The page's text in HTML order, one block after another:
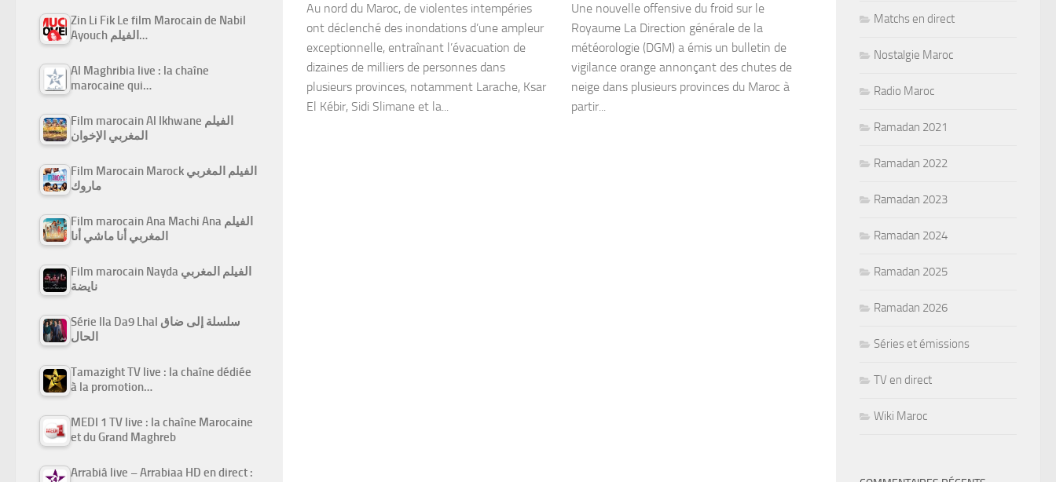
Au nord du Maroc, de violentes intempéries
ont déclenché des inondations d’une ampleur
exceptionnelle, entraînant l’évacuation de
dizaines de milliers de personnes dans
plusieurs provinces, notamment Larache, Ksar
El Kébir, Sidi Slimane et la...
Une nouvelle offensive du froid sur le
Royaume La Direction générale de la
météorologie (DGM) a émis un bulletin de
vigilance orange annonçant des chutes de
neige dans plusieurs provinces du Maroc à
partir...
Zin Li Fik Le film Marocain de Nabil
Ayouch الفيلم…
Al Maghribia live : la chaîne
marocaine qui…
Film marocain Al Ikhwane الفيلم
المغربي الإخوان
Film Marocain Marock الفيلم المغربي
ماروك
Film marocain Ana Machi Ana الفيلم
المغربي أنا ماشي أنا
Film marocain Nayda الفيلم المغربي
نايضة
Série Ila Da9 Lhal سلسلة إلى ضاق
الحال
Tamazight TV live : la chaîne dédiée
à la promotion…
MEDI 1 TV live : la chaîne Marocaine
et du Grand Maghreb
Arrabiâ live – Arrabiaa HD en direct :
Matchs en direct
Nostalgie Maroc
Radio Maroc
Ramadan 2021
Ramadan 2022
Ramadan 2023
Ramadan 2024
Ramadan 2025
Ramadan 2026
Séries et émissions
TV en direct
Wiki Maroc